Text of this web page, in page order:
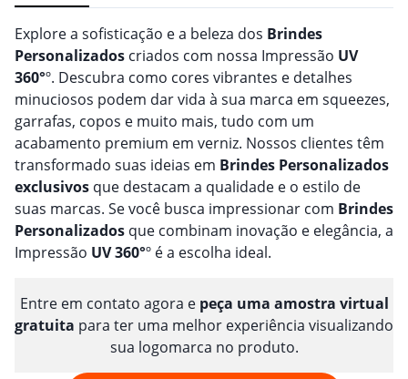
Explore a sofisticação e a beleza dos Brindes
Personalizados criados com nossa Impressão UV
360°º. Descubra como cores vibrantes e detalhes
minuciosos podem dar vida à sua marca em squeezes,
garrafas, copos e muito mais, tudo com um
acabamento premium em verniz. Nossos clientes têm
transformado suas ideias em Brindes Personalizados
exclusivos que destacam a qualidade e o estilo de
suas marcas. Se você busca impressionar com Brindes
Personalizados que combinam inovação e elegância, a
Impressão UV 360°º é a escolha ideal.
Entre em contato agora e peça uma amostra virtual
gratuita para ter uma melhor experiência visualizando
sua logomarca no produto.